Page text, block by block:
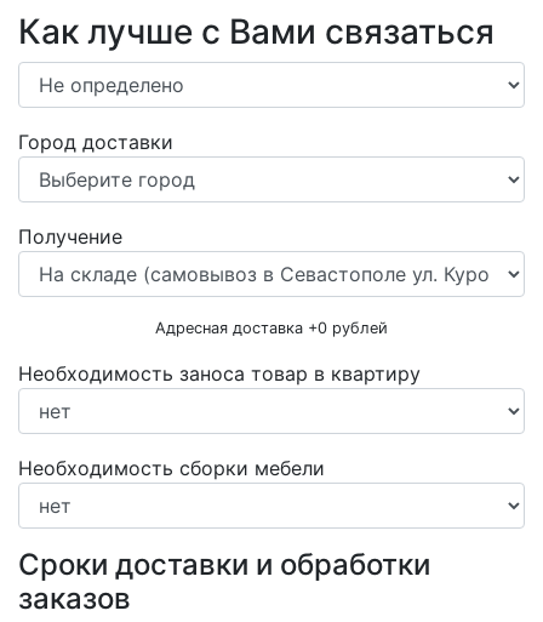
Как лучше с Вами связаться
Город доставки
Получение
Адресная доставка +0 рублей
Необходимость заноса товар в квартиру
Необходимость сборки мебели
Сроки доставки и обработки
заказов